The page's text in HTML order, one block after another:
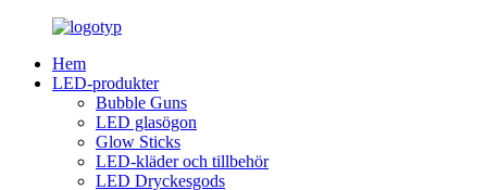
Hem
LED-produkter
Bubble Guns
LED glasögon
Glow Sticks
LED-kläder och tillbehör
LED Dryckesgods